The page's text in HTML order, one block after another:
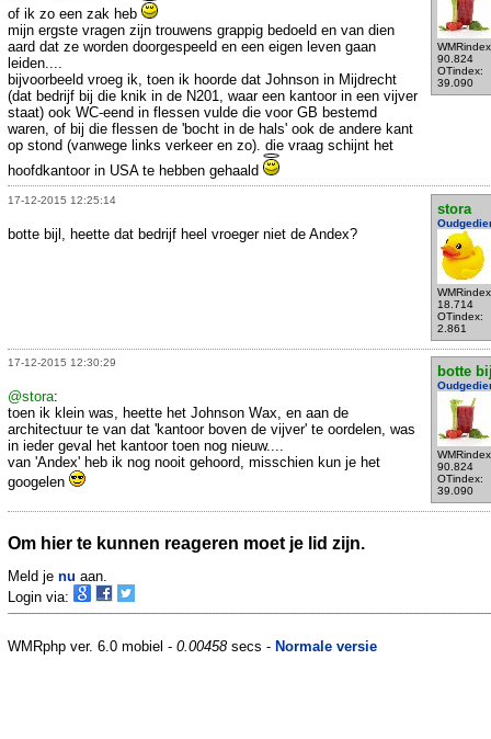
90.824
OTindex:
39.090
of ik zo een zak heb
mijn ergste vragen zijn trouwens grappig bedoeld en van dien
aard dat ze worden doorgespeeld en een eigen leven gaan
leiden....
bijvoorbeeld vroeg ik, toen ik hoorde dat Johnson in Mijdrecht
(dat bedrijf bij die knik in de N201, waar een kantoor in een vijver
staat) ook WC-eend in flessen vulde die voor GB bestemd
waren, of bij die flessen de 'bocht in de hals' ook de andere kant
op stond (vanwege links verkeer en zo). die vraag schijnt het
hoofdkantoor in USA te hebben gehaald
17-12-2015 12:25:14
stora
18.714
OTindex:
2.861
botte bijl, heette dat bedrijf heel vroeger niet de Andex?
17-12-2015 12:30:29
botte
90.824
OTindex:
39.090
@stora:
toen ik klein was, heette het Johnson Wax, en aan de
architectuur te van dat 'kantoor boven de vijver' te oordelen, was
in ieder geval het kantoor toen nog nieuw....
van 'Andex' heb ik nog nooit gehoord, misschien kun je het
googelen
Om hier te kunnen reageren moet je lid zijn.
Meld je nu aan.
Login via:
WMRphp ver. 6.0 mobiel - 0.00458secs - Normale versie